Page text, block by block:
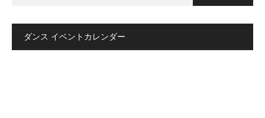
ダンス イベントカレンダー